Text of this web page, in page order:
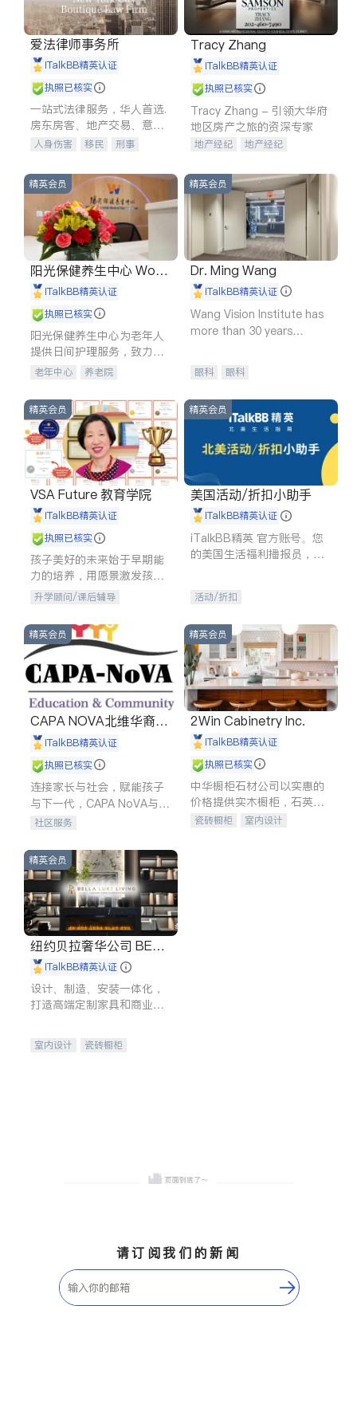
爱法律师事务所
iTalkBB精英认证
执照已核实
一站式法律服务，华人首选.
房东房客、地产交易、意外
伤害、车祸重伤、商业诉
建筑合同、刑事案件全包办
人身伤害 移民
刑事
信托/遗嘱
商业
商标注册
律师-其它 保释
Tracy Zhang
iTalkBB精英认证
执照已核实
Tracy Zhang - 引领大华府
地区房产之旅的资深专家
地产经纪
地产经纪
商铺租售
开发商建商
精英会员
阳光保健养生中心 World
shine
iTalkBB精英认证
执照已核实
阳光保健养生中心为老年人
提供日间护理服务，致力于
通过持续的护理创新来有效
老年中心 养老院
精英会员
Dr. Ming Wang
iTalkBB精英认证
Wang Vision Institute has
more than 30 years
眼科 眼科
精英会员
VSA Future 教育学院
iTalkBB精英认证
执照已核实
孩子美好的未来始于早期能
力的培养，用愿景激发孩子
的学习潜力和动力。理念：
石。
升学顾问/课后辅导
精英会员
美国活动/折扣小助手
iTalkBB精英认证
iTalkBB精英 官方账号。您
的美国生活福利播报员，精
专属福利。
活动/折扣
精英会员
CAPA NOVA北维华裔家
长会iTalkBB精英认证
执照已核实
连接家长与社会，赋能孩子
与下一代，CAPA NoVA与您
携手建设包容、公平、充满
社区服务
精英会员
2Win Cabinetry Inc.
iTalkBB精英认证
执照已核实
中华橱柜石材公司以实惠的
价格提供实木橱柜，石英石
台面，多种优质不锈钢水
瓷砖橱柜
室内设计
精英会员
纽约贝拉奢华公司 BELL
A LUXE
iTalkBB精英认证
设计、制造、安装一体化，
打造高端定制家具和商业空
室内设计
瓷砖橱柜
请订阅我们的新闻